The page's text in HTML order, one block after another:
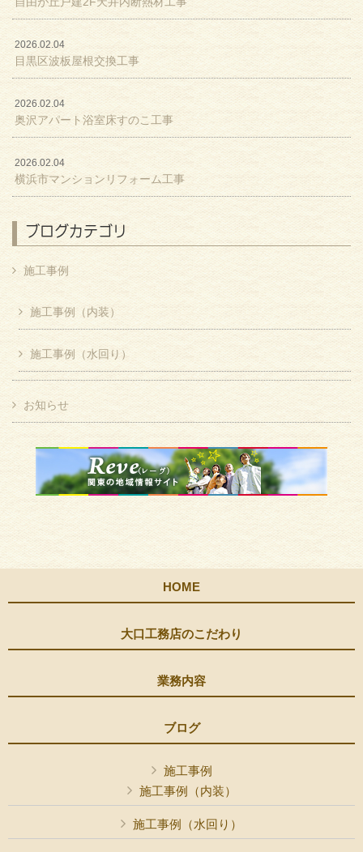
2026.02.04
目黒区波板屋根交換工事
2026.02.04
奥沢アパート浴室床すのこ工事
2026.02.04
横浜市マンションリフォーム工事
ブログカテゴリ
施工事例
施工事例（内装）
施工事例（水回り）
お知らせ
HOME
大口工務店のこだわり
業務内容
ブログ
施工事例
施工事例（内装）
施工事例（水回り）